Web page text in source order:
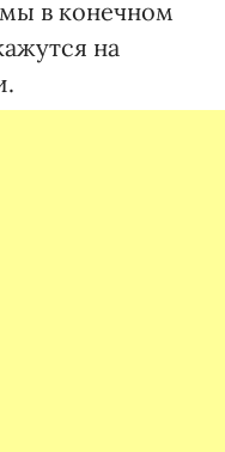
в конечном
на